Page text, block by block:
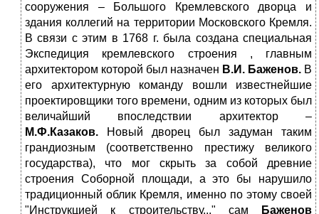
сооружения – Большого Кремлевского дворца и
здания коллегий на территории Московского Кремля.
В связи с этим в 1768 г. была создана специальная
Экспедиция кремлевского строения , главным
архитектором которой был назначен В.И. Баженов. В
его архитектурную команду вошли известнейшие
проектировщики того времени, одним из которых был
величайший впоследствии архитектор –
М.Ф.Казаков. Новый дворец был задуман таким
грандиозным (соответственно престижу великого
государства), что мог скрыть за собой древние
строения Соборной площади, а это бы нарушило
традиционный облик Кремля, именно по этому своей
"Инструкцией к строительству..." сам
Баженов